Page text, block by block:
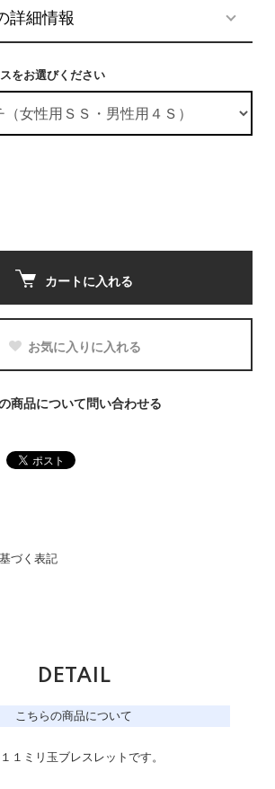
詳細情報
をお選びください
カートに入れる
お気に入りに入れる
商品について問い合わせる
づく表記
DETAIL
こちらの商品について
１ミリ玉ブレスレットです。